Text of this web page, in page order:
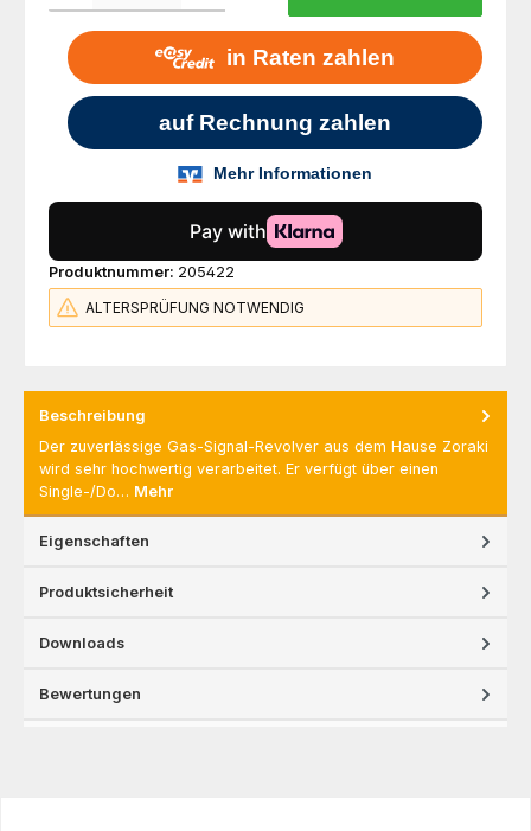
Produktnummer: 205422
ALTERSPRÜFUNG NOTWENDIG
Beschreibung
Der zuverlässige Gas-Signal-Revolver aus dem Hause Zoraki
wird sehr hochwertig verarbeitet. Er verfügt über einen
Single-/Do… Mehr
Eigenschaften
Produktsicherheit
Downloads
Bewertungen